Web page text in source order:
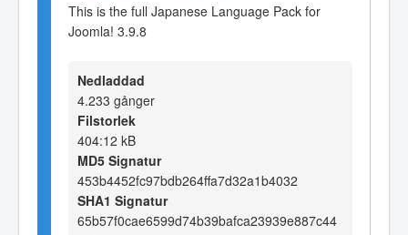
This is the full Japanese Language Pack for
Joomla! 3.9.8
Nedladdad
4.233 gånger
Filstorlek
404:12 kB
MD5 Signatur
453b4452fc97bdb264ffa7d32a1b4032
SHA1 Signatur
65b57f0cae6599d74b39bafca23939e887c44